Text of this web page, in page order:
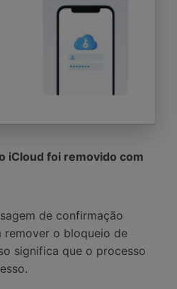
iCloud foi removido com
de confirmação
remover o bloqueio de
significa que o processo